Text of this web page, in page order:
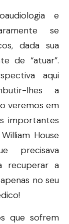
e
se
dada sua
de “atuar”.
aqui
lhes a
veremos em
importantes
House
precisava
recuperar a
no seu
que sofrem